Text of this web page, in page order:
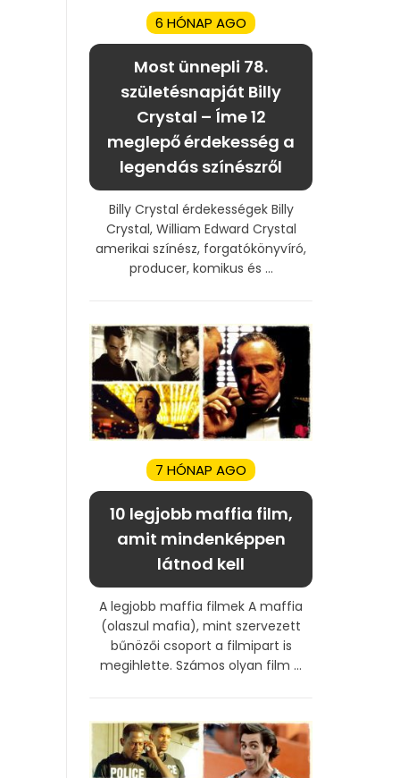
6 HÓNAP AGO
Most ünnepli 78.
születésnapját Billy
Crystal – Íme 12
meglepő érdekesség a
legendás színészről
Billy Crystal érdekességek Billy
Crystal, William Edward Crystal
amerikai színész, forgatókönyvíró,
producer, komikus és ...
7 HÓNAP AGO
10 legjobb maffia film,
amit mindenképpen
látnod kell
A legjobb maffia filmek A maffia
(olaszul mafia), mint szervezett
bűnözői csoport a filmipart is
megihlette. Számos olyan film ...